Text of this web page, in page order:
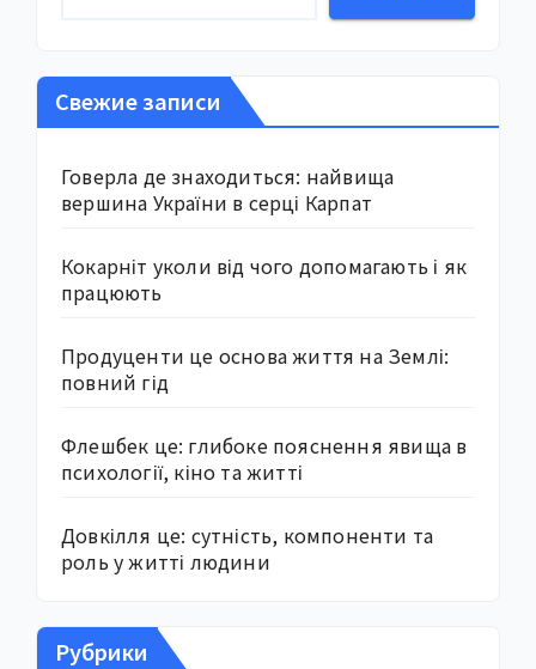
Свежие записи
Говерла де знаходиться: найвища
вершина України в серці Карпат
Кокарніт уколи від чого допомагають і як
працюють
Продуценти це основа життя на Землі:
повний гід
Флешбек це: глибоке пояснення явища в
психології, кіно та житті
Довкілля це: сутність, компоненти та
роль у житті людини
Рубрики